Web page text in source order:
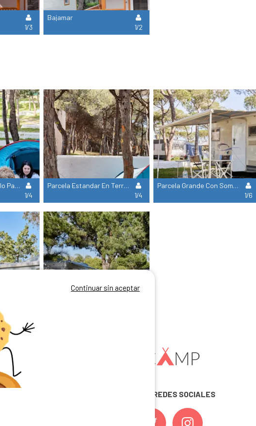
1/3
Bajamar
1/2
Parcela Estandar Solo Para Tienda De Campaña
1/4
Parcela Estandar En Terraza Solo Para Tiendas De Campaña
1/4
Parcela Grande Con Sombra Para Caravana O Autocaravana
1/6
SÍGUENOS EN LAS REDES SOCIALES
Continuar sin aceptar